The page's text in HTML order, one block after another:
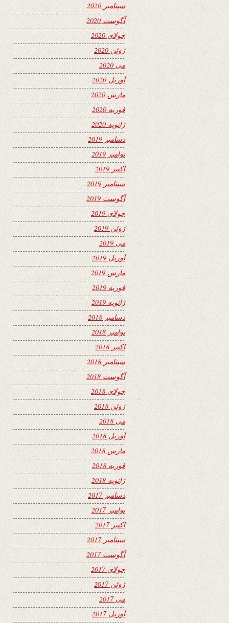
سپتامبر 2020
آگوست 2020
جولای 2020
ژوئن 2020
می 2020
آوریل 2020
مارس 2020
فوریه 2020
ژانویه 2020
دسامبر 2019
نوامبر 2019
اکتبر 2019
سپتامبر 2019
آگوست 2019
جولای 2019
ژوئن 2019
می 2019
آوریل 2019
مارس 2019
فوریه 2019
ژانویه 2019
دسامبر 2018
نوامبر 2018
اکتبر 2018
سپتامبر 2018
آگوست 2018
جولای 2018
ژوئن 2018
می 2018
آوریل 2018
مارس 2018
فوریه 2018
ژانویه 2018
دسامبر 2017
نوامبر 2017
اکتبر 2017
سپتامبر 2017
آگوست 2017
جولای 2017
ژوئن 2017
می 2017
آوریل 2017